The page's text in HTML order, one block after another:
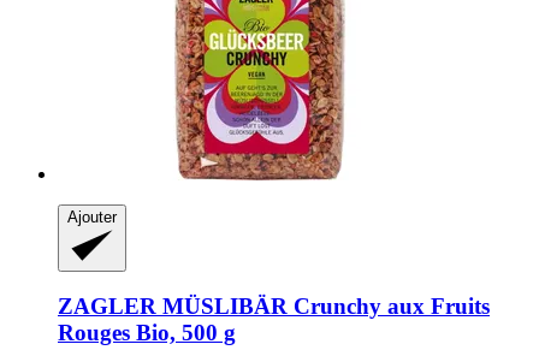
Ajouter
ZAGLER MÜSLIBÄR Crunchy aux Fruits
Rouges Bio, 500 g